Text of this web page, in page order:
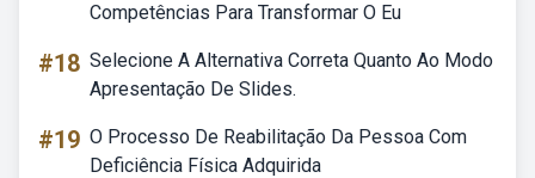
Competências Para Transformar O Eu
#18 Selecione A Alternativa Correta Quanto Ao Modo
Apresentação De Slides.
#19 O Processo De Reabilitação Da Pessoa Com
Deficiência Física Adquirida